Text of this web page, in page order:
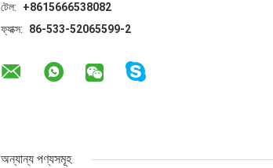
টেল:
+8615666538082
ফ্যাক্স:
86-533-52065599-2
অন্যান্য পণ্যসমূহ